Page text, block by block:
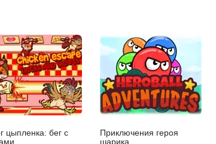
цыпленка: бег с
Приключения героя
шарика